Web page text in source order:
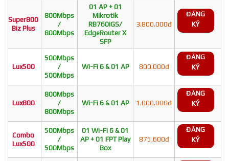
Super800
Biz Plus
800Mbps
/
800Mbps
01 AP + 01
Mikrotik
RB760iGS/
EdgeRouter X
SFP
3.800.000đ
ĐĂNG
KÝ
Lux500
500Mbps
/
500Mbps
Wi-Fi 6 & 01 AP 800.000đ
ĐĂNG
KÝ
Lux800
800Mbps
/
800Mbps
Wi-Fi 6 & 01 AP 1.000.000đ
ĐĂNG
KÝ
Combo
Lux500
500Mbps
/
500Mbps
01 Wi-Fi 6 & 01
AP + 01 FPT Play
Box
875.600đ
ĐĂNG
KÝ